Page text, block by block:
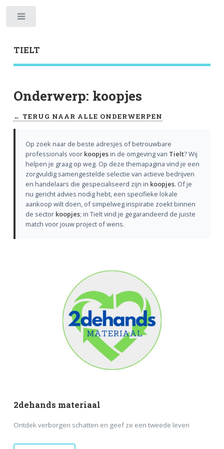
TIELT
Onderwerp: koopjes
← TERUG NAAR ALLE ONDERWERPEN
Op zoek naar de beste adresjes of betrouwbare
professionals voor koopjesin de omgeving van Tielt? Wij
helpen je graag op weg. Op deze themapagina vind je een
zorgvuldig samengestelde selectie van actieve bedrijven
en handelaars die gespecialiseerd zijn in koopjes. Of je
nu gericht advies nodig hebt, een specifieke lokale
aankoop wilt doen, of simpelweg inspiratie zoekt binnen
de sector koopjes; in Tielt vind je gegarandeerd de juiste
match voor jouw project of wens.
2dehands materiaal
Ontdek verborgen schatten en geef ze een tweede leven